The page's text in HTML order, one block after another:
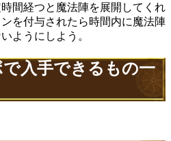
間経つと魔法陣を展開してくれ
を付与されたら時間内に魔法陣
ようにしよう。
入手できるもの一